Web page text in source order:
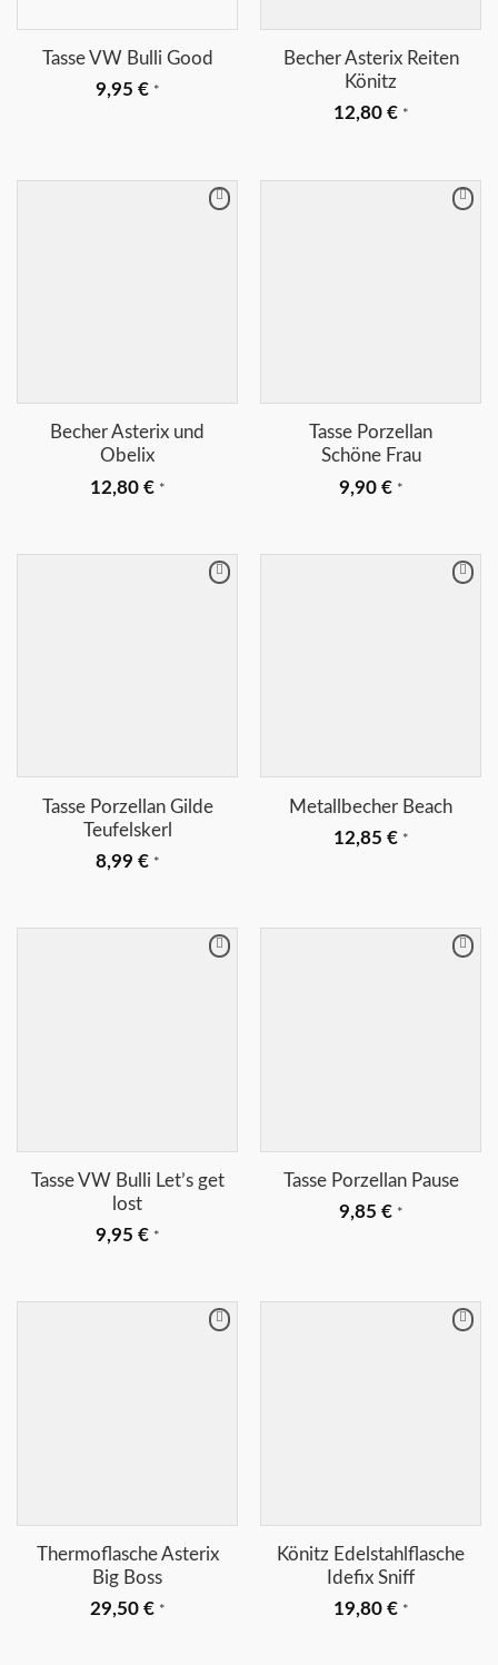
Tasse VW Bulli Good
9,95 € *
Becher Asterix Reiten
Könitz
12,80 € *
Merkliste
Becher Asterix und
Obelix
12,80 € *
Merkliste
Tasse Porzellan
Schöne Frau
9,90 € *
Merkliste
Tasse Porzellan Gilde
Teufelskerl
8,99 € *
Merkliste
Metallbecher Beach
12,85 € *
Merkliste
Tasse VW Bulli Let’s get
lost
9,95 € *
Merkliste
Tasse Porzellan Pause
9,85 € *
Merkliste
Thermoflasche Asterix
Big Boss
29,50 € *
Merkliste
Könitz Edelstahlflasche
Idefix Sniff
19,80 € *